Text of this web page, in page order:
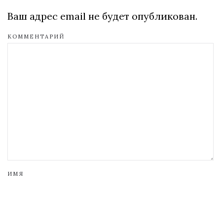
Ваш адрес email не будет опубликован.
КОММЕНТАРИЙ
ИМЯ